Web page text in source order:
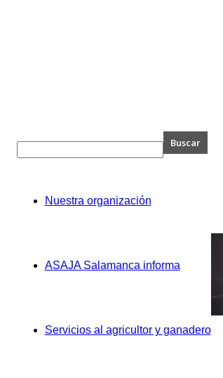
Nuestra organización
ASAJA Salamanca informa
Servicios al agricultor y ganadero